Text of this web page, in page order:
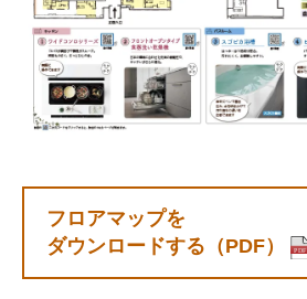
フロアマップを
ダウンロードする（PDF）